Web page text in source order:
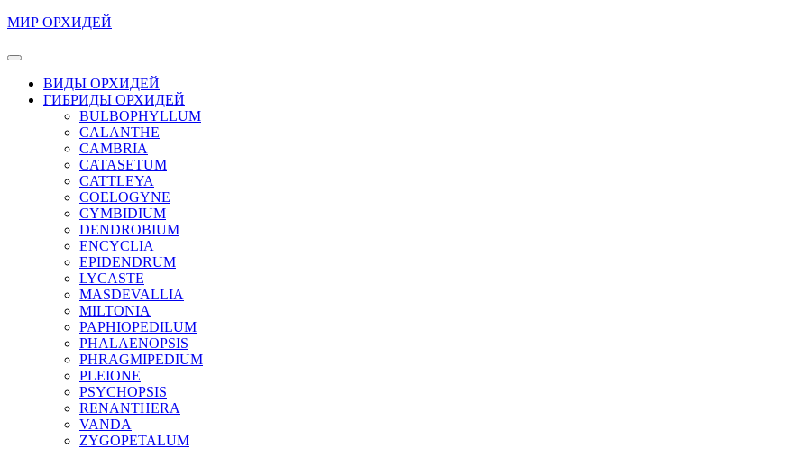
Перейти
содержимому
содержимому
МИР ОРХИДЕЙ
Кнопка
ОткрытьВИДЫ ОРХИДЕЙ
ГИБРИДЫ ОРХИДЕЙ
BULBOPHYLLUM
CALANTHE
CAMBRIA
CATASETUM
CATTLEYA
COELOGYNE
CYMBIDIUM
DENDROBIUM
ENCYCLIA
EPIDENDRUM
LYCASTE
MASDEVALLIA
MILTONIA
PAPHIOPEDILUM
PHALAENOPSIS
PHRAGMIPEDIUM
PLEIONE
PSYCHOPSIS
RENANTHERA
VANDA
ZYGOPETALUM